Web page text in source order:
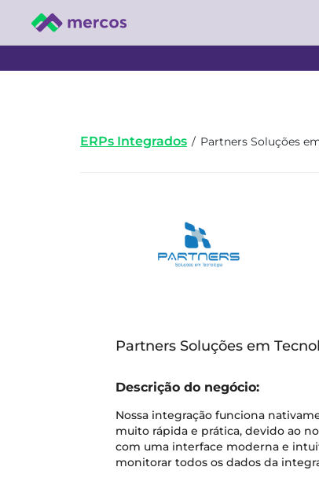
ERPs Integrados / Partners Soluções
Partners Soluções em
Descrição do negócio:
Nossa integração funciona
muito rápida e prática, devido ao
com uma interface moderna e
monitorar todos os dados da